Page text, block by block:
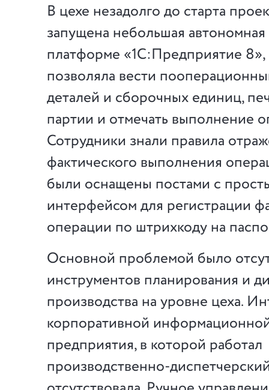
В цехе незадолго до старта
запущена небольшая автономная
платформе «1С:Предприятие 8»,
позволяла вести
деталей и сборочных единиц,
партии и отмечать выполнение
Сотрудники знали правила
фактического выполнения
были оснащены постами с
интерфейсом для регистрации
операции по штрихкоду на
Основной проблемой было
инструментов планирования и
производства на уровне цеха.
корпоративной
предприятия, в которой работал
производственно-